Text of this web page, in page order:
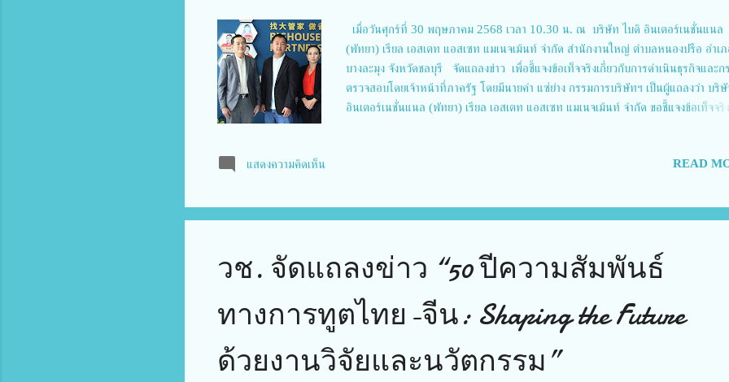
เมื่อวันศุกร์ที่ 30 พฤษภาคม 2568 เวลา 10.30 น. ณ บริษัท ไบดิ อินเตอร์เนชั่นแนล
(พัทยา) เรียล เอสเตท แอสเซท แมเนจเม้นท์ จำกัด สำนักงานใหญ่ ตำบลหนองปรือ อำเภ
บางละมุง จังหวัดชลบุรี จัดแถลงข่าว เพื่อชี้แจงข้อเท็จจริงเกี่ยวกับการดำเนินธุรกิจและ
ตรวจสอบโดยเจ้าหน้าที่ภาครัฐ โดยมีนายคำ แซ่ย่าง กรรมการบริษัทฯ เป็นผู้แถลงว่า บริ
อินเตอร์เนชั่นแนล (พัทยา) เรียล เอสเตท แอสเซท แมเนจเม้นท์ จำกัด ขอชี้แจงข้อเท็จจริ
90 % คนไทย) และชาวต่างชาติ 13 คน (ร้อยละ 10%) ซึ่งได้รับอนุญาตการทำงานตาม
2. การดำเนินธุรกิจ บริษัทดำเนินธุรกิจด้านบริการทำความสะอาดคอนโดมิเนียมและห
รวมถึงเป็นตัวแทนนายหน้าซื้อขายอสังหาริมทรัพย์ โดยมีสัญญาตัวแทนที่ถูกต้องตามกฎห
แสดงความคิดเห็น READ
วช. จัดแถลงข่าว “50 ปีความสัมพันธ์
ทางการทูตไทย-จีน: Shaping the Future
ด้วยงานวิจัยและนวัตกรรม”